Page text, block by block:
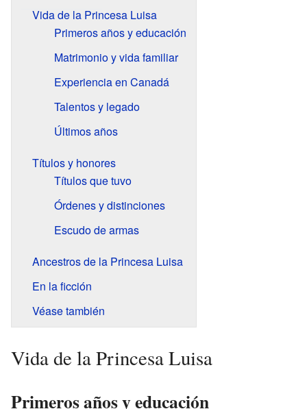
Vida de la Princesa Luisa
Primeros años y educación
Matrimonio y vida familiar
Experiencia en Canadá
Talentos y legado
Últimos años
Títulos y honores
Títulos que tuvo
Órdenes y distinciones
Escudo de armas
Ancestros de la Princesa Luisa
En la ficción
Véase también
Vida de la Princesa Luisa
Primeros años y educación